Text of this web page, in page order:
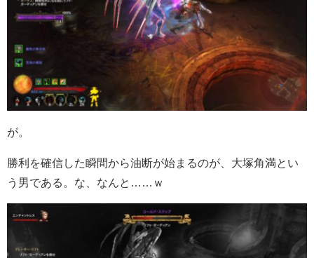
が。
勝利を確信した瞬間から油断が始まるのが、大塚角満とい
う男である。な、なんと……ｗ